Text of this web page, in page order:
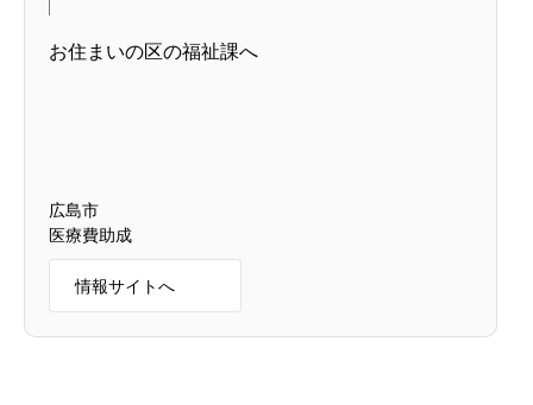
お住まいの区の福祉課へ
広島市
医療費助成
情報サイトへ